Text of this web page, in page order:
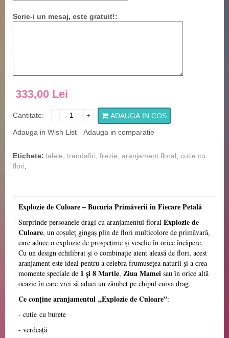
Scrie-i un mesaj, este gratuit!:
333,00 Lei
Cantitate: - +
ADAUGA IN COS
Adauga in Wish List
Adauga in comparatie
Etichete: lalele trandafiri frezie aranjament floral cutie cu
flori
Explozie de Culoare – Bucuria Primăverii în Fiecare Petală
Surprinde persoanele dragi cu aranjamentul floral Explozie de
Culoare, un coșuleț gingaș plin de flori multicolore de primăvară,
care aduce o explozie de prospețime și veselie în orice încăpere.
Cu un design echilibrat și o combinație atent aleasă de flori, acest
aranjament este ideal pentru a celebra frumusețea naturii și a crea
momente speciale de 1 și 8 Martie, Ziua Mamei sau în orice altă
ocazie în care vrei să aduci un zâmbet pe chipul cuiva drag.
Ce conține aranjamentul „Explozie de Culoare”:
- cutie cu burete
- verdeață